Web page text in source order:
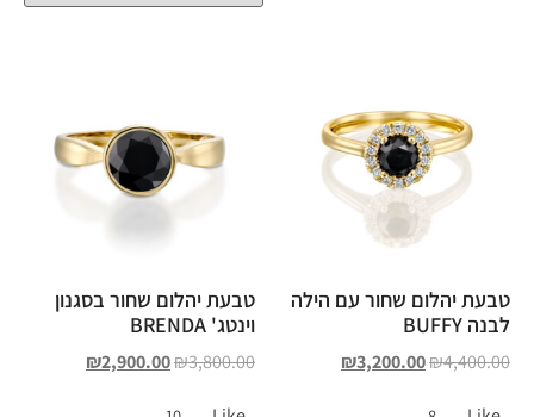
טבעת יהלום שחור עם הילה
לבנה BUFFY
₪4,400.00
₪3,200.00
טבעת יהלום שחור בסגנון
וינטג' BRENDA
₪3,800.00
₪2,900.00